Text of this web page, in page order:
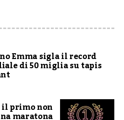
Emma sigla il record
di 50 miglia su tapis
il primo non
maratona